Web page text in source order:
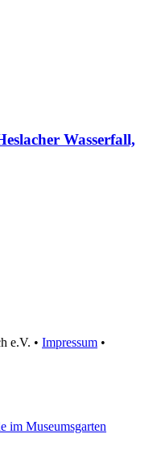
Wasserfall,
e.V. • Impressum •
im Museumsgarten